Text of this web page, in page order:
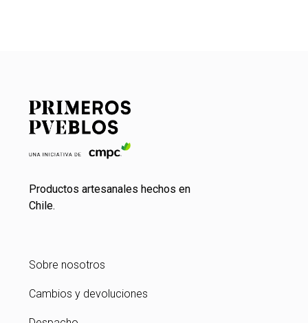
Productos artesanales hechos en
Chile.
Sobre nosotros
Cambios y devoluciones